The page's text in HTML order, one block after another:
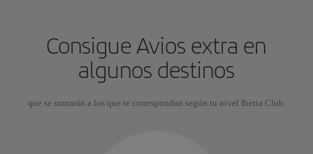
Consigue Avios extra en
algunos destinos
que se sumarán a los que te correspondan según tu nivel Iberia Club.